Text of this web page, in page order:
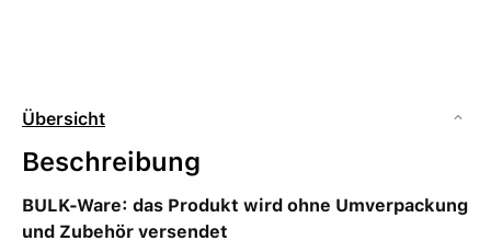
Übersicht
Beschreibung
BULK-Ware: das Produkt wird ohne Umverpackung
und Zubehör versendet